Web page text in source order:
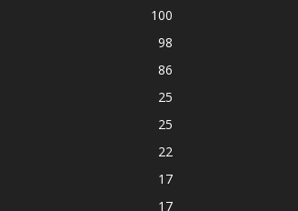
100
98
86
25
25
22
17
17